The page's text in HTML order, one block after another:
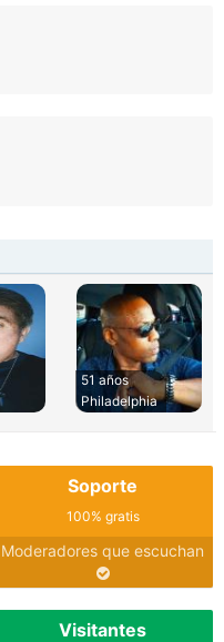
51 años
Philadelphia
Soporte
100% gratis
Moderadores que escuchan
Visitantes